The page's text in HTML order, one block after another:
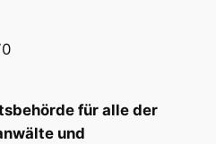
für alle der
und